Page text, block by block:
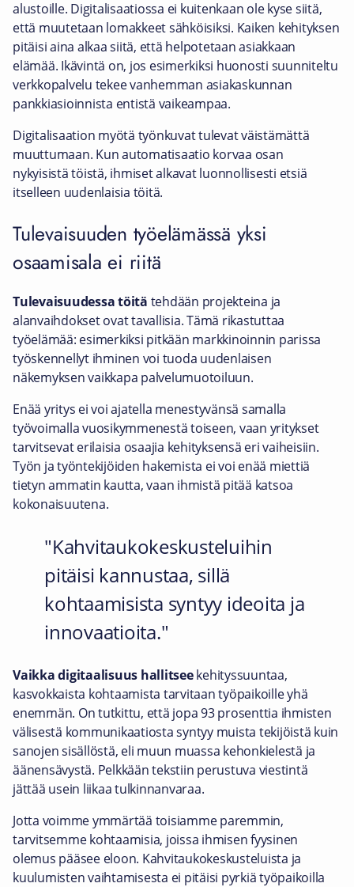
alustoille. Digitalisaatiossa ei kuitenkaan ole kyse siitä,
että muutetaan lomakkeet sähköisiksi. Kaiken kehityksen
pitäisi aina alkaa siitä, että helpotetaan asiakkaan
elämää. Ikävintä on, jos esimerkiksi huonosti suunniteltu
verkkopalvelu tekee vanhemman asiakaskunnan
pankkiasioinnista entistä vaikeampaa.
Digitalisaation myötä työnkuvat tulevat väistämättä
muuttumaan. Kun automatisaatio korvaa osan
nykyisistä töistä, ihmiset alkavat luonnollisesti etsiä
itselleen uudenlaisia töitä.
Tulevaisuuden työelämässä yksi
osaamisala ei riitä
Tulevaisuudessa töitä tehdään projekteina ja
alanvaihdokset ovat tavallisia. Tämä rikastuttaa
työelämää: esimerkiksi pitkään markkinoinnin parissa
työskennellyt ihminen voi tuoda uudenlaisen
näkemyksen vaikkapa palvelumuotoiluun.
Enää yritys ei voi ajatella menestyvänsä samalla
työvoimalla vuosikymmenestä toiseen, vaan yritykset
tarvitsevat erilaisia osaajia kehityksensä eri vaiheisiin.
Työn ja työntekijöiden hakemista ei voi enää miettiä
tietyn ammatin kautta, vaan ihmistä pitää katsoa
kokonaisuutena.
Kahvitaukokeskusteluihin
pitäisi kannustaa, sillä
kohtaamisista syntyy ideoita ja
innovaatioita.
Vaikka digitaalisuus hallitseekehityssuuntaa,
kasvokkaista kohtaamista tarvitaan työpaikoille yhä
enemmän. On tutkittu, että jopa 93 prosenttia ihmisten
välisestä kommunikaatiosta syntyy muista tekijöistä kuin
sanojen sisällöstä, eli muun muassa kehonkielestä ja
äänensävystä. Pelkkään tekstiin perustuva viestintä
jättää usein liikaa tulkinnanvaraa.
Jotta voimme ymmärtää toisiamme paremmin,
tarvitsemme kohtaamisia, joissa ihmisen fyysinen
olemus pääsee eloon. Kahvitaukokeskusteluista ja
kuulumisten vaihtamisesta ei pitäisi pyrkiä työpaikoilla